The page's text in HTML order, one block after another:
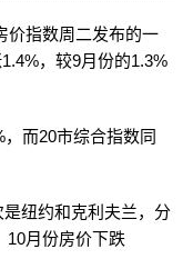
价指数周二发布的一
，较9月份的1.3%
而20市综合指数同
纽约和克利夫兰，分
10月份房价下跌